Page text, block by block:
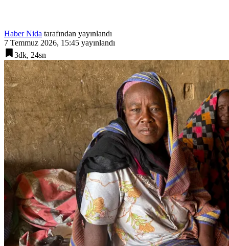
Haber Nida tarafından yayınlandı
7 Temmuz 2026, 15:45 yayınlandı
3dk, 24sn